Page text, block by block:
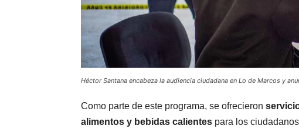
Héctor Santana encabeza la audiencia ciudadana en Lo de Marcos y
Como parte de este programa, se ofrecieron
alimentos y bebidas calientes para los